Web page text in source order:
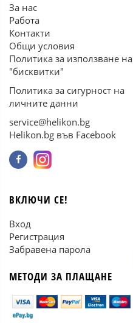
За нас
Работа
Контакти
Общи условия
Политика за използване на
"бисквитки"
Политика за сигурност на
личните данни
service@helikon.bg
Helikon.bg във Facebook
ВКЛЮЧИ СЕ!
Вход
Регистрация
Забравена парола
МЕТОДИ ЗА ПЛАЩАНЕ